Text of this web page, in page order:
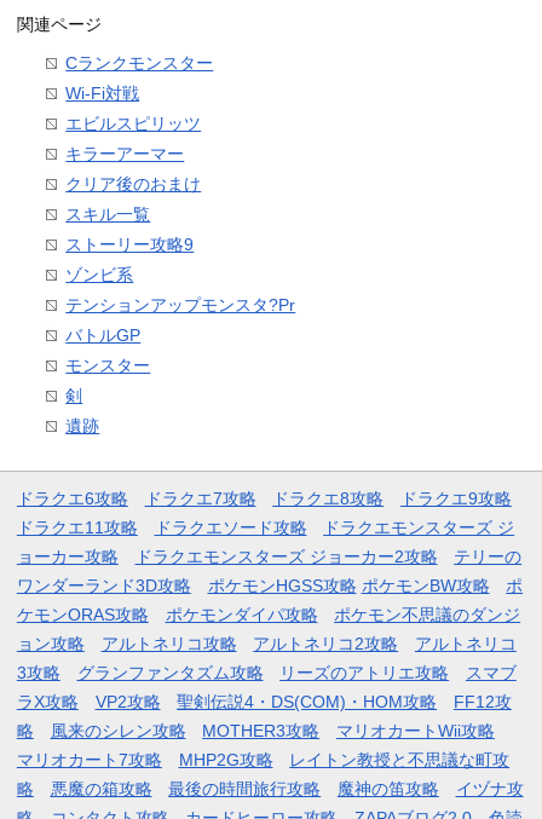
関連ページ
Cランクモンスター
Wi-Fi対戦
エビルスピリッツ
キラーアーマー
クリア後のおまけ
スキル一覧
ストーリー攻略9
ゾンビ系
テンションアップモンスタ?Pr
バトルGP
モンスター
剣
遺跡
ドラクエ6攻略 ドラクエ7攻略 ドラクエ8攻略
ドラクエ9攻略
ドラクエ11攻略
ドラクエソード攻略
ドラクエモンスターズ ジ
ョーカー攻略
ドラクエモンスターズ ジョーカー2攻略
テリーの
ワンダーランド3D攻略
ポケモンHGSS攻略 ポケモンBW攻略
ポ
ケモンORAS攻略
ポケモンダイパ攻略
ポケモン不思議のダンジ
ョン攻略
アルトネリコ攻略 アルトネリコ2攻略
アルトネリコ
3攻略
グランファンタズム攻略 リーズのアトリエ攻略
スマブ
ラX攻略
VP2攻略 聖剣伝説4・DS(COM)・HOM攻略
FF12攻
略
風来のシレン攻略 MOTHER3攻略
マリオカートWii攻略
マリオカート7攻略
MHP2G攻略
レイトン教授と不思議な町攻
略
悪魔の箱攻略 最後の時間旅行攻略 魔神の笛攻略
イヅナ攻